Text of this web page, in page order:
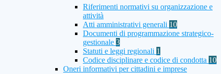
Riferimenti normativi su organizzazione e
attività
Atti amministrativi generali 10
Documenti di programmazione strategico-
gestionale 3
Statuti e leggi regionali 1
Codice disciplinare e codice di condotta 10
Oneri informativi per cittadini e imprese